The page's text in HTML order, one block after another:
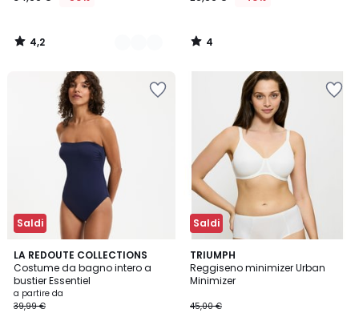
4,2
/
4
/
Saldi
LA REDOUTE COLLECTIONS
Costume da bagno intero a
bustier Essentiel
a partire da
39,99 €
4,3
/ 5
3
Colori
Saldi
TRIUMPH
Reggiseno minimizer Urban
Minimizer
45,00 €
4,6
/ 5
2
Colori